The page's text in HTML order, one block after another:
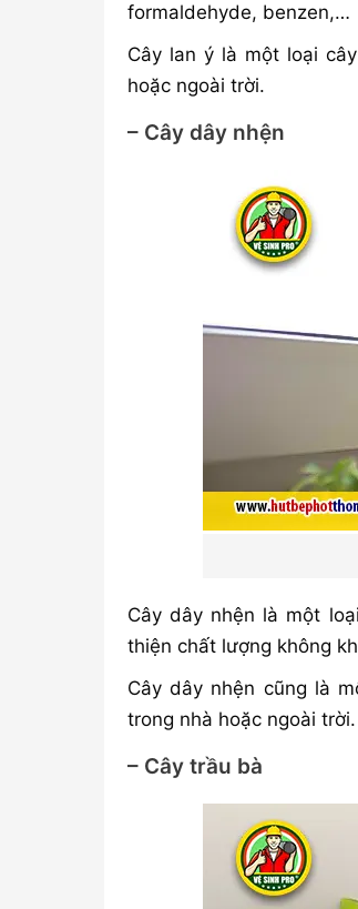
formaldehyde, benzen,…
Cây lan ý là một loại
hoặc ngoài trời.
– Cây dây nhện
Cây dây nhện là một
thiện chất lượng không
Cây dây nhện cũng là
trong nhà hoặc ngoài trời.
– Cây trầu bà